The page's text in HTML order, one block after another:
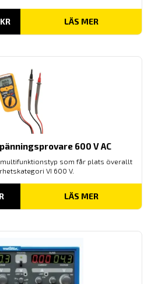
KRPRISINTERVALL:
TILL
LÄS MER
600 V AC
som får plats överallt
VI 600 V.
PRISINTERVALL:
TILL
LÄS MER